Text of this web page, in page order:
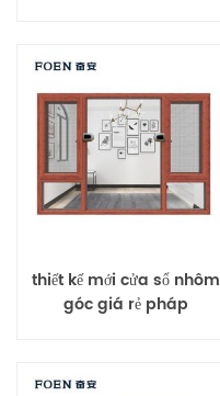
thiết kế mới cửa sổ nhôm
góc giá rẻ pháp